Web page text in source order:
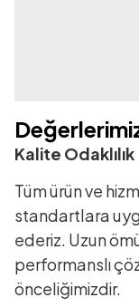
Kalite Odaklılık
Tüm ürün ve
standartlara
ederiz. Uzun
performanslı
önceliğimizdir.